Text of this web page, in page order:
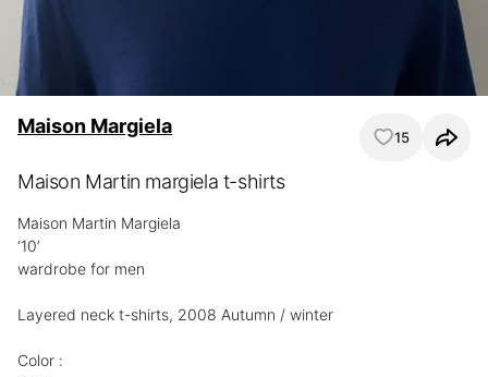
Maison Margiela 15
Maison Martin margiela t-shirts
Maison Martin Margiela
‘10’
wardrobe for men
Layered neck t-shirts, 2008 Autumn / winter
Color :